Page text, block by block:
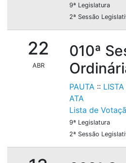
9ª Legislatura
2ª Sessão
22
ABR
010ª
PAUTA::
ATA
Lista de
9ª Legislatura
2ª Sessão